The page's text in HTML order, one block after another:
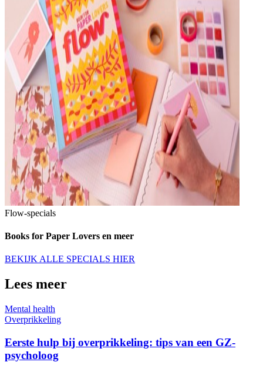
Flow-specials
Books for Paper Lovers en meer
BEKIJK ALLE SPECIALS HIER
Lees meer
Mental health
Overprikkeling
Eerste hulp bij overprikkeling: tips van een GZ-
psycholoog